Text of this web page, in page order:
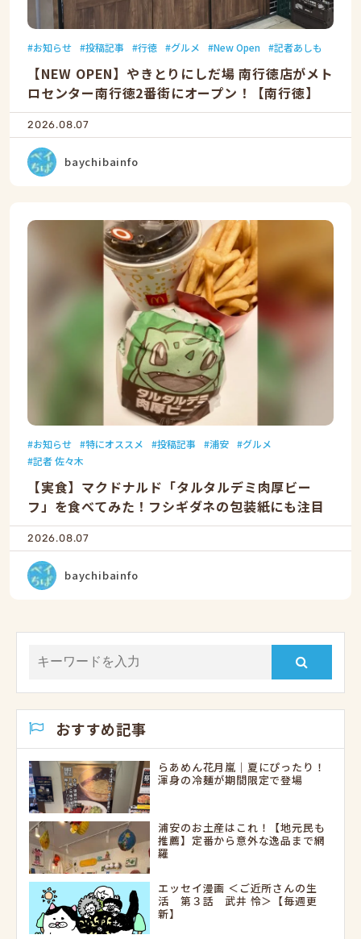
お知らせ 投稿記事 行徳 グルメ New Open 記者あしも
【NEW OPEN】やきとりにしだ場 南行徳店がメト
ロセンター南行徳2番街にオープン！【南行徳】
2026.08.07
baychibainfo
お知らせ 特にオススメ 投稿記事 浦安
グルメ
記者 佐々木
【実食】マクドナルド「タルタルデミ肉厚ビー
フ」を食べてみた！フシギダネの包装紙にも注目
2026.08.07
baychibainfo
おすすめ記事
らあめん花月嵐｜夏にぴったり！
渾身の冷麺が期間限定で登場
浦安のお土産はこれ！【地元民も
推薦】定番から意外な逸品まで網
羅
エッセイ漫画 ＜ご近所さんの生
活 第３話 武井 怜＞【毎週更
新】